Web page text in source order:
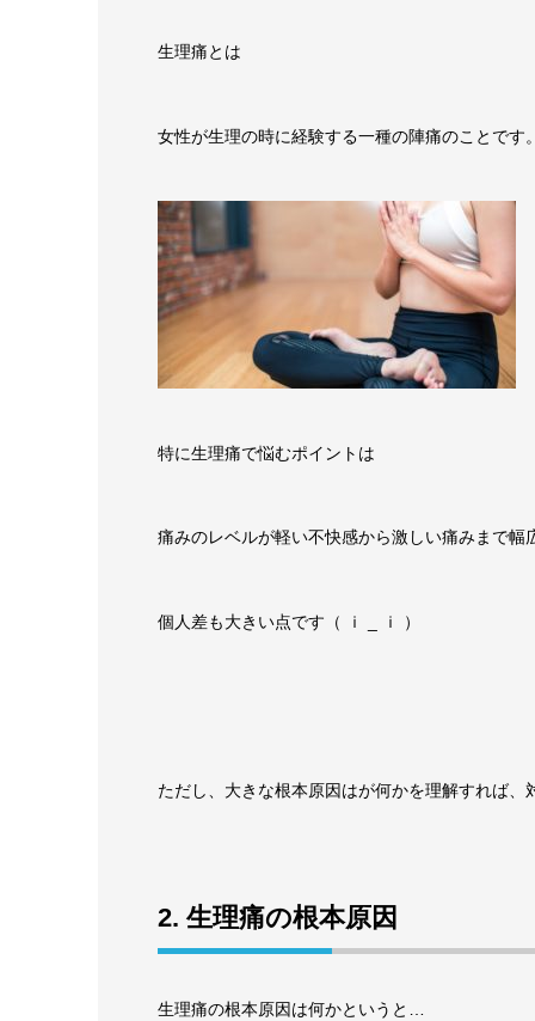
生理痛とは
女性が生理の時に経験する一種の陣痛のことです
特に生理痛で悩むポイントは
痛みのレベルが軽い不快感から激しい痛みまで幅
個人差も大きい点です（ ｉ _ ｉ ）
ただし、大きな根本原因はが何かを理解すれば、
2. 生理痛の根本原因
生理痛の根本原因は何かというと…